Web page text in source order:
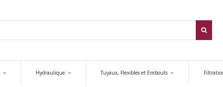
Hydraulique Tuyaux, Flexibles et Embouts